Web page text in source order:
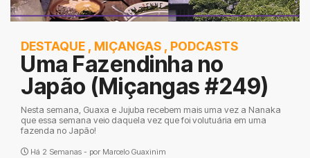
DESTAQUE , MIÇANGAS , PODCASTS
Uma Fazendinha no
Japão (Miçangas #249)
Nesta semana, Guaxa e Jujuba recebem mais uma vez a Nanaka
que essa semana veio daquela vez que foi volutuária em uma
fazenda no Japão!
Há 2 Semanas - por Marcelo Guaxinim